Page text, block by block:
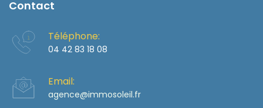
Contact
Téléphone:
04 42 83 18 08
Email:
agence@immosoleil.fr